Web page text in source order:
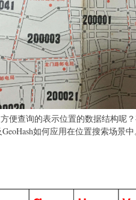
便查询的表示位置的数据结构呢
如何应用在位置搜索场景中